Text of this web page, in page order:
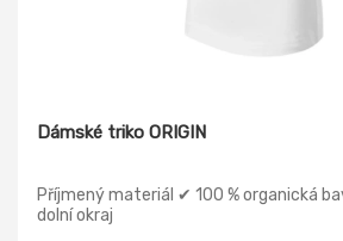
Dámské triko ORIGIN
Příjmený materiál ✔ 100 % organická
dolní okraj